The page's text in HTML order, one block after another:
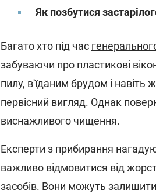
Як позбутися
Багато хто під час
забуваючи про пластикові
пилу, в'їданим брудом і
первісний вигляд. Однак
виснажливого чищення.
Експерти з прибирання
важливо відмовитися від
засобів. Вони можуть